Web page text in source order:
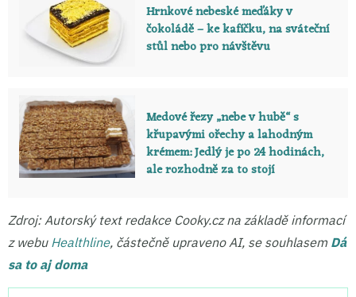
Hrnkové nebeské meďáky v
čokoládě – ke kafíčku, na sváteční
stůl nebo pro návštěvu
Medové řezy „nebe v hubě“ s
křupavými ořechy a lahodným
krémem: Jedlý je po 24 hodinách,
ale rozhodně za to stojí
Zdroj: Autorský text redakce Cooky.cz na základě informací
z webu Healthline, částečně upraveno AI, se souhlasem Dá
sa to aj doma